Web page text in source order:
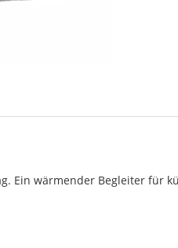
Ein wärmender Begleiter für